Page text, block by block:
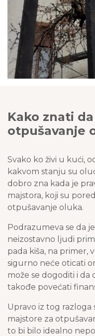
Kako znati
otpušavanje
Svako ko živi u kući,
kakvom stanju su
dobro zna kada je
majstora, koji su
otpušavanje oluka.
Podrazumeva se da
neizostavno ljudi
pada kiša, na primer,
sigurno neće oticati
može se dogoditi i da
takođe povećati
Upravo iz tog
majstore za
to bi bilo idealno